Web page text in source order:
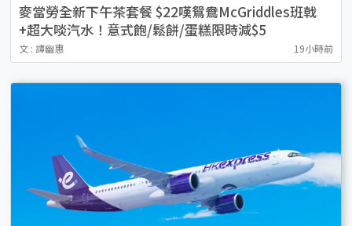
麥當勞全新下午茶套餐 $22嘆鴛鴦McGriddles班戟
+超大啖汽水！意式飽/鬆餅/蛋糕限時減$5
文 : 譚幽惠 19小時前